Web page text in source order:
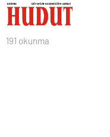
191 okunma